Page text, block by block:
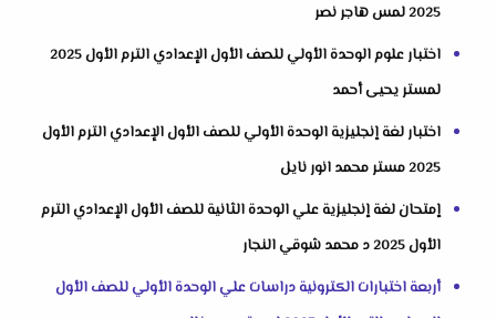
2025 لمس هاجر نصر
اختبار علوم الوحدة الأولي للصف الأول الإعدادي الترم الأول 2025
لمستر يحيى أحمد
اختبار لغة إنجليزية الوحدة الأولي للصف الأول الإعدادي الترم الأول
2025 مستر محمد انور نايل
إمتحان لغة إنجليزية علي الوحدة الثانية للصف الأول الإعدادي الترم
الأول 2025 د محمد شوقي النجار
أربعة اختبارات الكترونية دراسات علي الوحدة الأولي للصف الأول